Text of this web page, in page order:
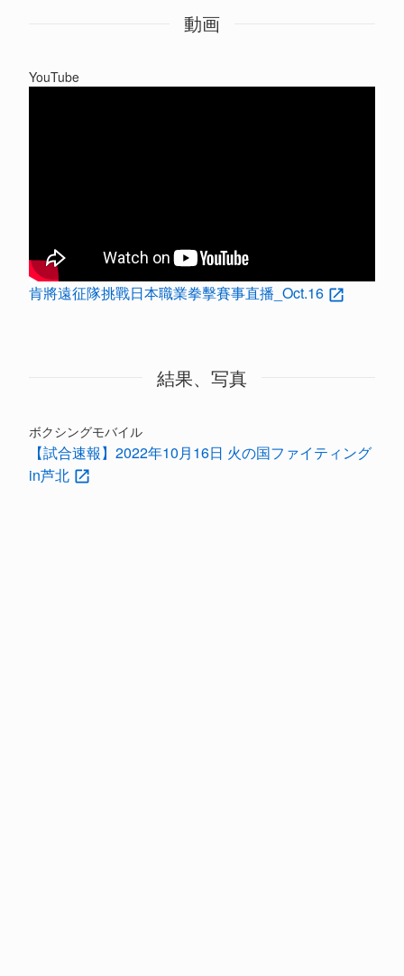
動画
YouTube
肯將遠征隊挑戰日本職業拳擊賽事直播_Oct.16
結果、写真
ボクシングモバイル
【試合速報】2022年10月16日 火の国ファイティング
in芦北